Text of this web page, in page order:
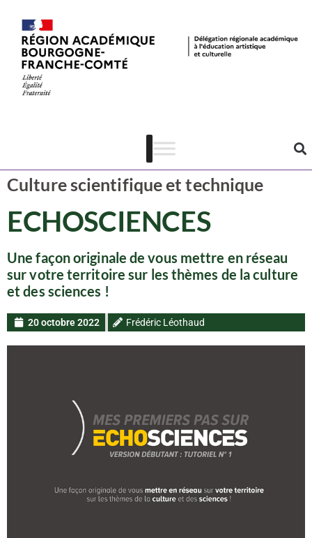
Culture scientifique et technique
ECHOSCIENCES
Une façon originale de vous mettre en réseau
sur votre territoire sur les thèmes de la culture
et des sciences !
20 octobre 2022 Frédéric Léothaud